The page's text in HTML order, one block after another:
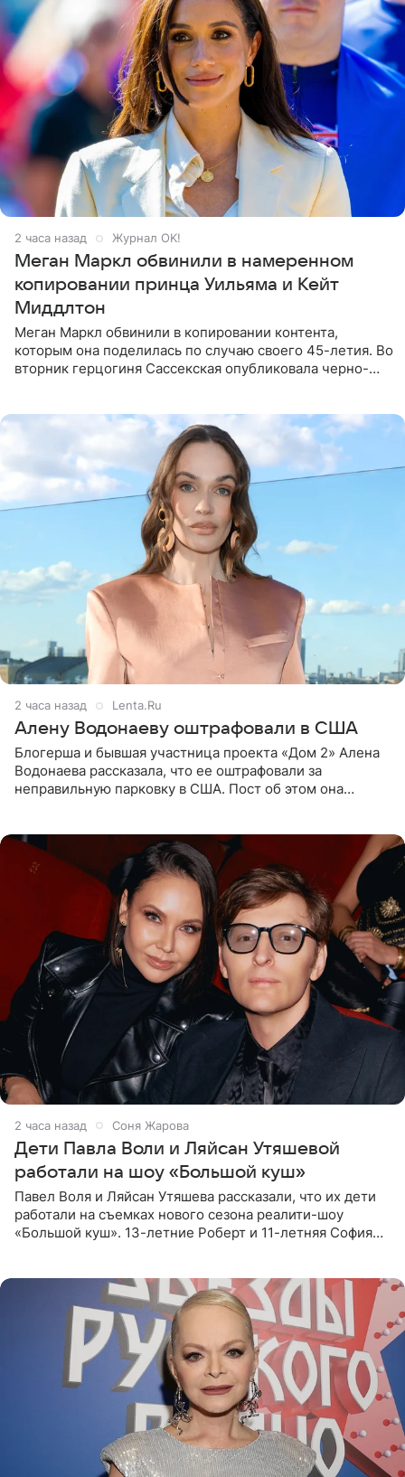
2 часа назад Журнал OK!
Меган Маркл обвинили в намеренном
копировании принца Уильяма и Кейт
Миддлтон
Меган Маркл обвинили в копировании контента,
которым она поделилась по случаю своего 45-летия. Во
вторник герцогиня Сассекская опубликовала черно-
2 часа назад Lenta.Ru
Алену Водонаеву оштрафовали в США
Блогерша и бывшая участница проекта «Дом 2» Алена
Водонаева рассказала, что ее оштрафовали за
неправильную парковку в США. Пост об этом она
2 часа назад Соня Жарова
Дети Павла Воли и Ляйсан Утяшевой
работали на шоу «Большой куш»
Павел Воля и Ляйсан Утяшева рассказали, что их дети
работали на съемках нового сезона реалити-шоу
«Большой куш». 13-летние Роберт и 11-летняя София